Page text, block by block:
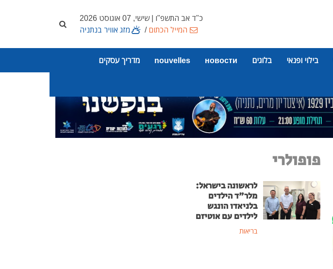
כ"ד אב התשפ"ו | שישי, 07 אוגוסט 2026
המייל הכתום/ מזג אוויר בנתניה
בילוי ופנאי בלוגים новости
nouvelles מדריך עסקים
פופולרי
לראשונה בישראל:
מלר"ד הילדים
בלניאדו הונגש
לילדים עם אוטיזם
בריאות